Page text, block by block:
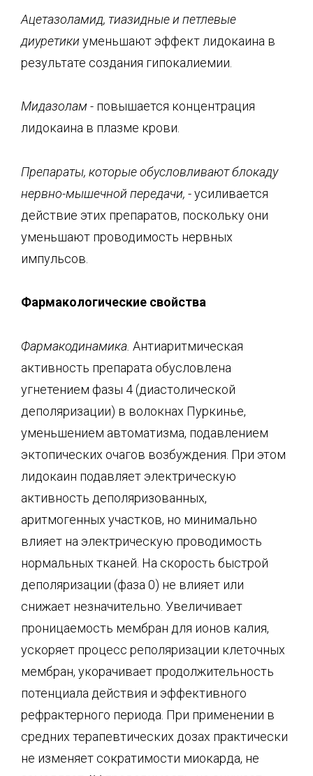
Ацетазоламид, тиазидные и петлевые
диуретики уменьшают эффект лидокаина в
результате создания гипокалиемии.
Мидазолам - повышается концентрация
лидокаина в плазме крови.
Препараты, которые обусловливают блокаду
нервно-мышечной передачи, -усиливается
действие этих препаратов, поскольку они
уменьшают проводимость нервных
импульсов.
Фармакологические свойства
Фармакодинамика. Антиаритмическая
активность препарата обусловлена
угнетением фазы 4 (диастолической
деполяризации) в волокнах Пуркинье,
уменьшением автоматизма, подавлением
эктопических очагов возбуждения. При этом
лидокаин подавляет электрическую
активность деполяризованных,
аритмогенных участков, но минимально
влияет на электрическую проводимость
нормальных тканей. На скорость быстрой
деполяризации (фаза 0) не влияет или
снижает незначительно. Увеличивает
проницаемость мембран для ионов калия,
ускоряет процесс реполяризации клеточных
мембран, укорачивает продолжительность
потенциала действия и эффективного
рефрактерного периода. При применении в
средних терапевтических дозах практически
не изменяет сократимости миокарда, не